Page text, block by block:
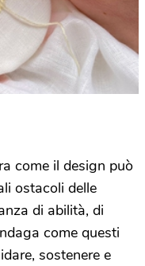
come il design può
ostacoli delle
di abilità, di
come questi
sostenere e